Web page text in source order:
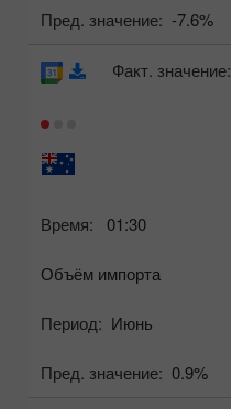
Пред. значение: -7.6%
Время: 01:30
Объём импорта
Период: Июнь
Пред. значение: 0.9%
Факт. значение: